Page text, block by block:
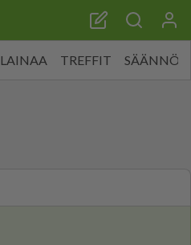
LAINAA TREFFIT SÄÄNNÖT